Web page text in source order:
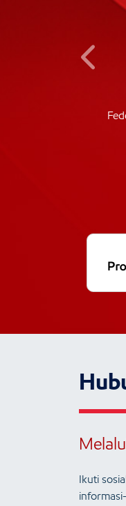
Ikuti